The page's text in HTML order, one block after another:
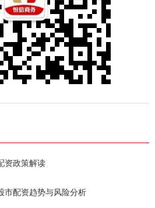
资政策解读
市配资趋势与风险分析